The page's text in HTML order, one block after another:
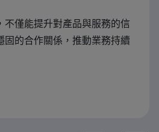
不僅能提升對產品與服務的信
固的合作關係，推動業務持續